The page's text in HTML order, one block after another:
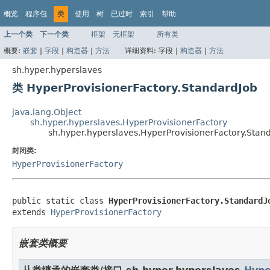
概览 程序包 类 使用 树 已过时 索引 帮助
上一个类 下一个类 框架 无框架
所有类
概要: 嵌套 | 字段 | 构造器 | 方法 详细资料: 字段 | 构造器 | 方法
sh.hyper.hyperslaves
类 HyperProvisionerFactory.StandardJob
java.lang.Object
sh.hyper.hyperslaves.HyperProvisionerFactory
封闭类:
HyperProvisionerFactory
public static class
extends HyperProvisionerFactory
嵌套类概要